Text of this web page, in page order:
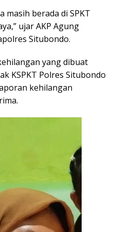
masih berada di SPKT
ujar AKP Agung
Situbondo.
yang dibuat
KSPKT Polres Situbondo
kehilangan